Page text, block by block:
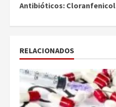
Antibióticos: Cloranfenicol
RELACIONADOS